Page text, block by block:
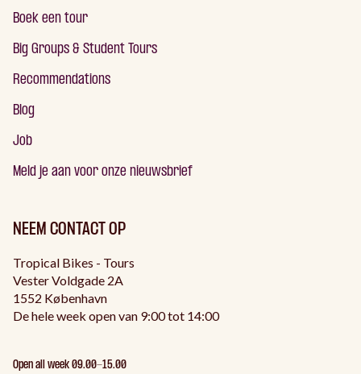
Boek een tour
Big Groups & Student Tours
Recommendations
Blog
Job
Meld je aan voor onze nieuwsbrief
NEEM CONTACT OP
Tropical Bikes - Tours
Vester Voldgade 2A
1552 København
De hele week open van 9:00 tot 14:00
Open all week 09.00-15.00